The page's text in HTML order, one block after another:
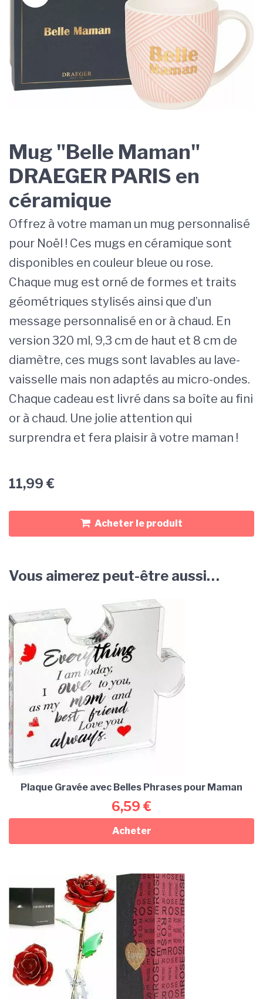
Mug "Belle Maman"
DRAEGER PARIS en
céramique
Offrez à votre maman un mug personnalisé
pour Noël ! Ces mugs en céramique sont
disponibles en couleur bleue ou rose.
Chaque mug est orné de formes et traits
géométriques stylisés ainsi que d’un
message personnalisé en or à chaud. En
version 320 ml, 9,3 cm de haut et 8 cm de
diamètre, ces mugs sont lavables au lave-
vaisselle mais non adaptés au micro-ondes.
Chaque cadeau est livré dans sa boîte au fini
or à chaud. Une jolie attention qui
surprendra et fera plaisir à votre maman !
11,99 €
Acheter le produit
Vous aimerez peut-être aussi…
Plaque Gravée avec Belles Phrases pour Maman
6,59 €
Acheter